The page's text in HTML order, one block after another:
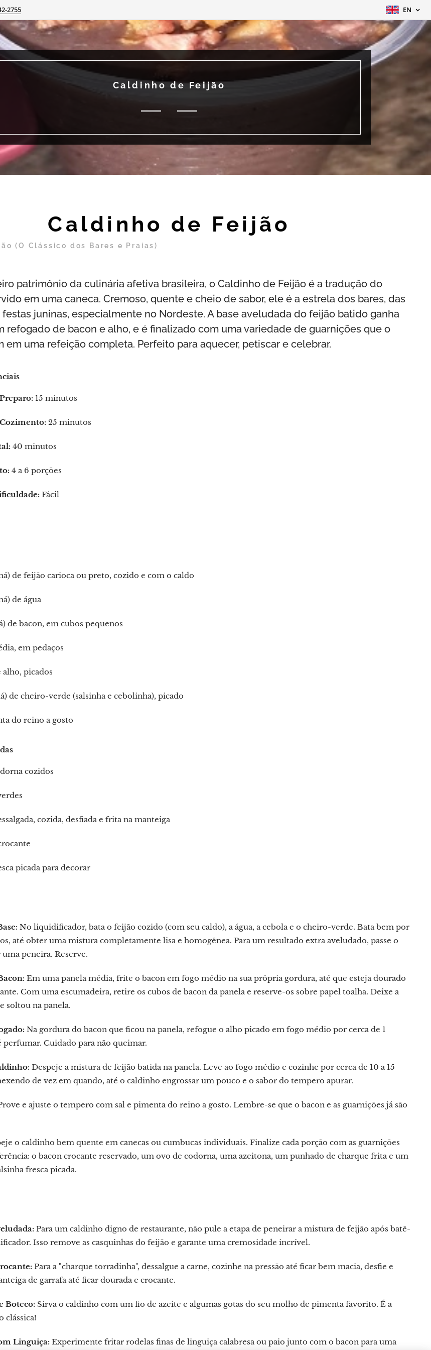
2755 EN
Caldinho de Feijão
Caldinho de Feijão
(O Clássico dos Bares e Praias)
patrimônio da culinária afetiva brasileira, o Caldinho de Feijão é a tradução do
em uma caneca. Cremoso, quente e cheio de sabor, ele é a estrela dos bares, das
festas juninas, especialmente no Nordeste. A base aveludada do feijão batido ganha
refogado de bacon e alho, e é finalizado com uma variedade de guarnições que o
em uma refeição completa. Perfeito para aquecer, petiscar e celebrar.
15 minutos
25 minutos
40 minutos
4 a 6 porções
Fácil
de feijão carioca ou preto, cozido e com o caldo
de água
de bacon, em cubos pequenos
em pedaços
alho, picados
de cheiro-verde (salsinha e cebolinha), picado
do reino a gosto
cozidos
cozida, desfiada e frita na manteiga
picada para decorar
No liquidificador, bata o feijão cozido (com seu caldo), a água, a cebola e o cheiro-verde. Bata bem por
até obter uma mistura completamente lisa e homogênea. Para um resultado extra aveludado, passe o
peneira. Reserve.
Em uma panela média, frite o bacon em fogo médio na sua própria gordura, até que esteja dourado
Com uma escumadeira, retire os cubos de bacon da panela e reserve-os sobre papel toalha. Deixe a
soltou na panela.
Na gordura do bacon que ficou na panela, refogue o alho picado em fogo médio por cerca de 1
Cuidado para não queimar.
Despeje a mistura de feijão batida na panela. Leve ao fogo médio e cozinhe por cerca de 10 a 15
de vez em quando, até o caldinho engrossar um pouco e o sabor do tempero apurar.
e ajuste o tempero com sal e pimenta do reino a gosto. Lembre-se que o bacon e as guarnições já são
o caldinho bem quente em canecas ou cumbucas individuais. Finalize cada porção com as guarnições
o bacon crocante reservado, um ovo de codorna, uma azeitona, um punhado de charque frita e um
fresca picada.
Para um caldinho digno de restaurante, não pule a etapa de peneirar a mistura de feijão após batê-
Isso remove as casquinhas do feijão e garante uma cremosidade incrível.
Para a "charque torradinha", dessalgue a carne, cozinhe na pressão até ficar bem macia, desfie e
de garrafa até ficar dourada e crocante.
Boteco: Sirva o caldinho com um fio de azeite e algumas gotas do seu molho de pimenta favorito. É a
clássica!
Linguiça: Experimente fritar rodelas finas de linguiça calabresa ou paio junto com o bacon para uma